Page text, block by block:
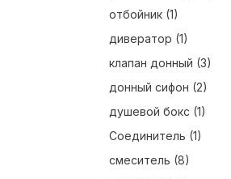
отбойник (1)
дивератор (1)
клапан донный (3)
донный сифон (2)
душевой бокс (1)
Соединитель (1)
смеситель (8)